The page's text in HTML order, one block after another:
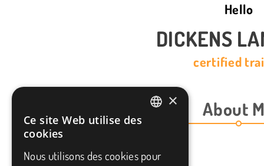
Hello
DICKENS
certified
About
FRENCH
×
Ce site Web utilise des
cookies
Nous utilisons des cookies pour